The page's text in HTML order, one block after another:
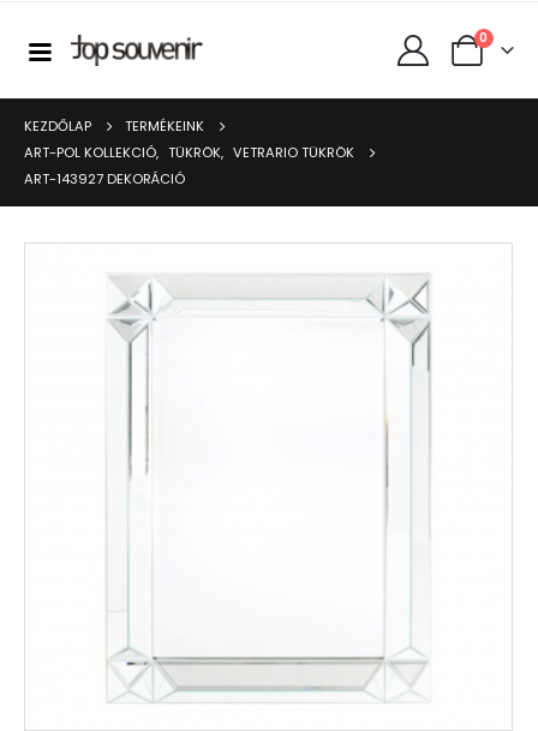
0
KEZDŐLAP
TERMÉKEINK
ART-POL KOLLEKCIÓ, TÜKRÖK, VETRARIO TÜKRÖK
ART-143927 DEKORÁCIÓ